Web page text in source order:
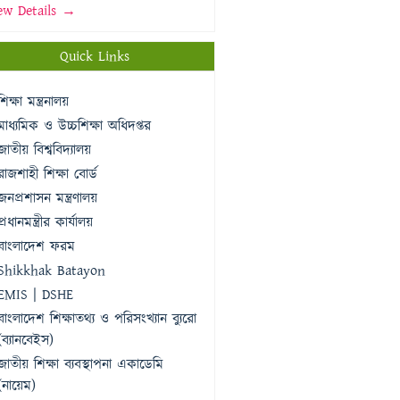
Details →
Quick Links
মন্ত্রনালয়
ও উচ্চশিক্ষা অধিদপ্তর
বিশ্ববিদ্যালয়
শিক্ষা বোর্ড
মন্ত্রণালয়
কার্যালয়
ফরম
Batayon
| DSHE
শিক্ষাতথ্য ও পরিসংখ্যান ব্যুরো
শিক্ষা ব্যবস্থাপনা একাডেমি